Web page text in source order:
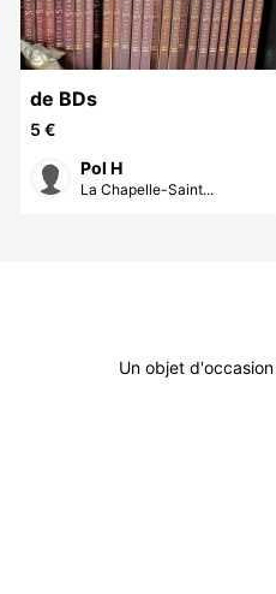
de BDs
5 €
Pol H
La Chapelle-Saint...
Un objet